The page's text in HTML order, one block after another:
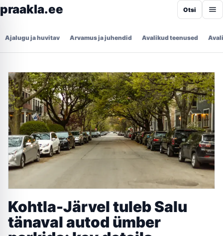
praakla.ee
Ajalugu ja huvitav Arvamus ja juhendid Avalikud teenused
Otsi
Kohtla-Järvel tuleb Salu
tänaval autod ümber